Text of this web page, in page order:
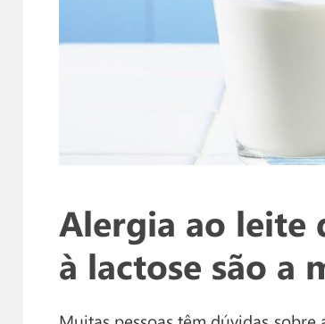
Alergia ao leite
à lactose são a